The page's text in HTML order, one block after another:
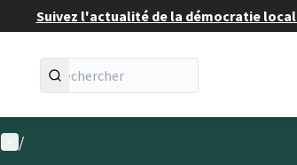
Suivez l'actualité de la démocratie
Menu utilisateur
/